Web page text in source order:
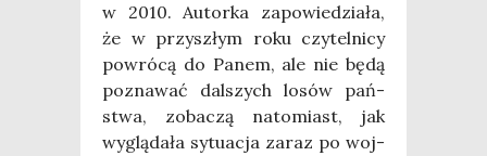
w 2010. Autor­ka zapo­wie­dzia­ła,
że w przy­szłym roku czy­tel­ni­cy
powró­cą do Panem, ale nie będą
pozna­wać dal­szych losów pań­
stwa, zoba­czą nato­miast, jak
wyglą­da­ła sytu­acja zaraz po woj­